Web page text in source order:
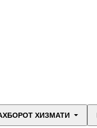
ХИЗМАТИ